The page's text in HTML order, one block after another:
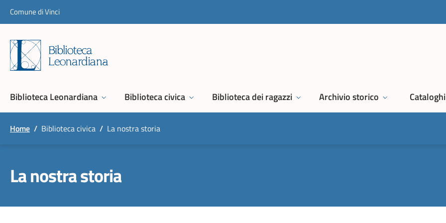
Skip to content
Comune di Vinci
Biblioteca Leonardiana Biblioteca civica Biblioteca dei ragazzi Archivio storico Cataloghi
Home / Biblioteca civica / La nostra storia
La nostra storia